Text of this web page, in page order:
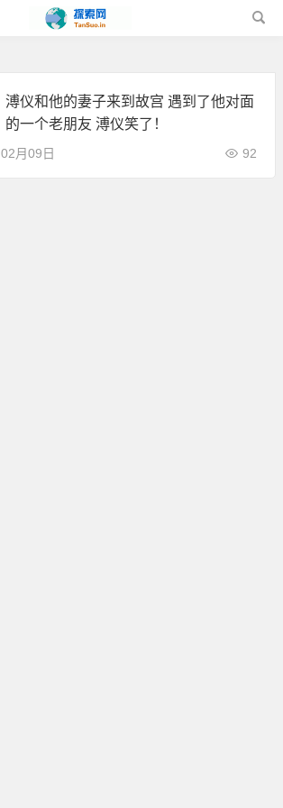
溥仪和他的妻子来到故宫 遇到了他对面
的一个老朋友 溥仪笑了！
02月09日 92